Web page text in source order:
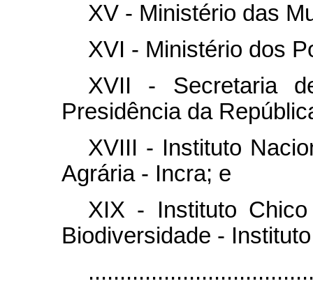
XV - Ministério das
XVI - Ministério dos
XVII - Secretaria
Presidência da
XVIII - Instituto
Agrária - Incra; e
XIX - Instituto
Biodiversidade -